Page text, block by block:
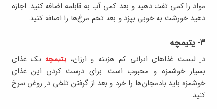
مواد را کمی تفت دهید و بعد کمی آب به قابلمه اضافه کنید. اجازه
دهید خورشت به خوبی بپزد و بعد تخم مرغ‌ها را اضافه کنید.
۳- یتیمچه
در لیست غذاهای ایرانی کم هزینه و ارزان، یتیمچه یک غذای
بسیار خوشمزه و محبوب است. برای درست کردن این غذای
خوشمزه باید بادمجان‌ها را خرد و بعد از گرفتن تلخی در روغن سرخ
کنید.